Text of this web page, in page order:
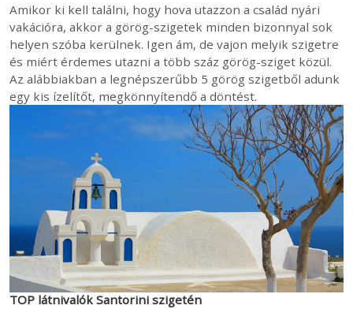
Amikor ki kell találni, hogy hova utazzon a család nyári
vakációra, akkor a görög-szigetek minden bizonnyal sok
helyen szóba kerülnek. Igen ám, de vajon melyik szigetre
és miért érdemes utazni a több száz görög-sziget közül.
Az alábbiakban a legnépszerűbb 5 görög szigetből adunk
egy kis ízelítőt, megkönnyítendő a döntést.
TOP látnivalók Santorini szigetén